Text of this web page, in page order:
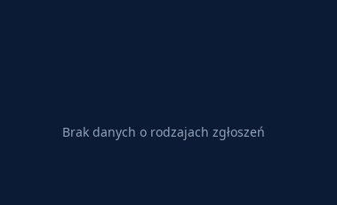
Brak danych o rodzajach zgłoszeń